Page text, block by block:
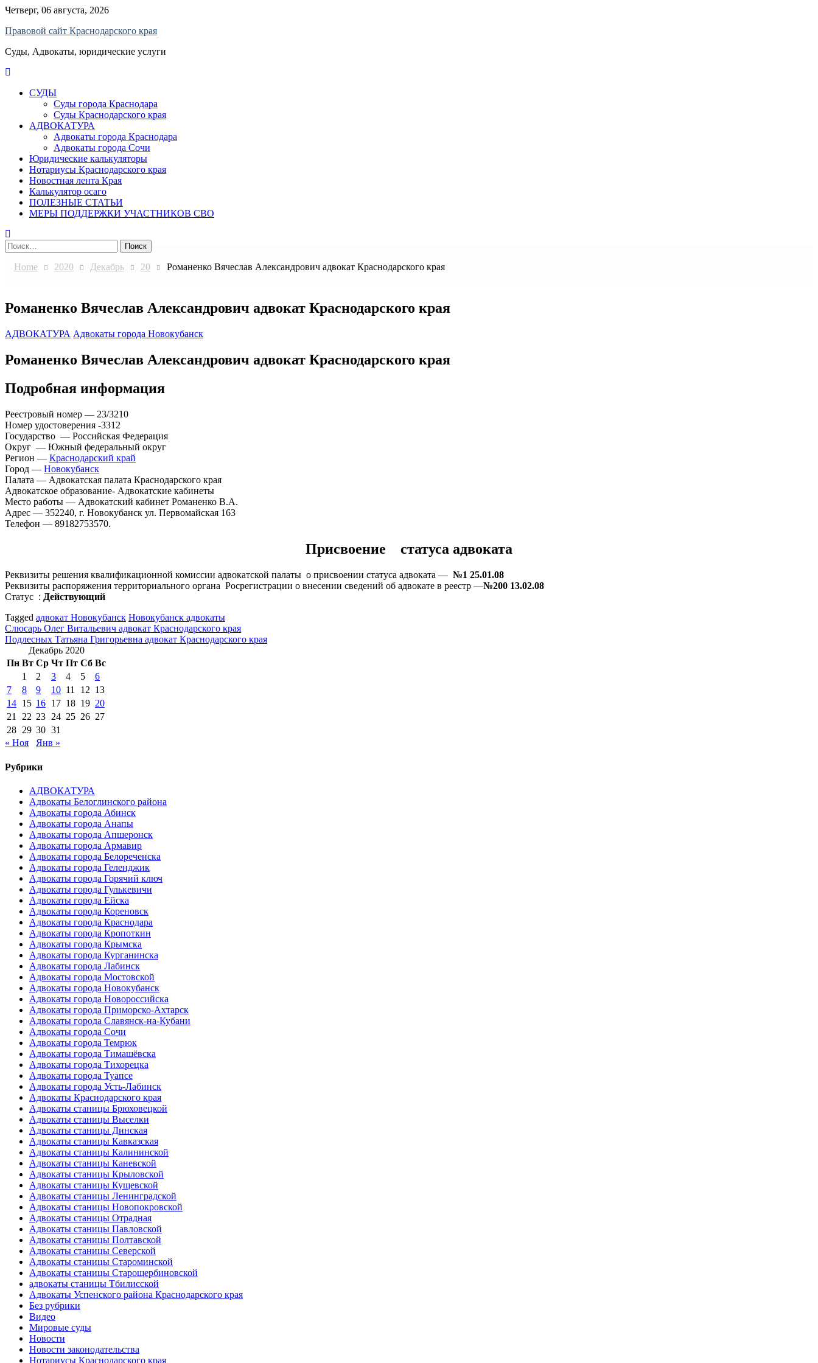
Skip
content
Четверг, 06 августа, 2026
Правовой сайт Краснодарского края
Суды, Адвокаты, юридические услуги
СУДЫ
Суды города Краснодара
Суды Краснодарского края
АДВОКАТУРА
Адвокаты города Краснодара
Адвокаты города Сочи
Юридические калькуляторы
Нотариусы Краснодарского края
Новостная лента Края
Калькулятор осаго
ПОЛЕЗНЫЕ СТАТЬИ
МЕРЫ ПОДДЕРЖКИ УЧАСТНИКОВ СВО
Найти:
Home 2020 Декабрь 20 Романенко Вячеслав Александрович адвокат Краснодарского края
Романенко Вячеслав Александрович адвокат Краснодарского края
АДВОКАТУРА Адвокаты города Новокубанск
Романенко Вячеслав Александрович адвокат Краснодарского края
Подробная информация
Реестровый номер — 23/3210
Номер удостоверения -3312
Государство — Российская Федерация
Округ — Южный федеральный округ
Регион — Краснодарский край
Город — Новокубанск
Палата — Адвокатская палата Краснодарского края
Адвокатское образование- Адвокатские кабинеты
Место работы — Адвокатский кабинет Романенко В.А.
Адрес — 352240, г. Новокубанск ул. Первомайская 163
Телефон — 89182753570.
Присвоение статуса адвоката
Реквизиты решения квалификационной комиссии адвокатской палаты о присвоении статуса адвоката — №1 25.01.08
Реквизиты распоряжения территориального органа Росрегистрации о внесении сведений об адвокате в реестр —№200 13.02.08
Статус : Действующий
Tagged адвокат Новокубанск Новокубанск адвокаты
Навигация
по
записям
Слюсарь Олег Витальевич адвокат Краснодарского края
Подлесных Татьяна Григорьевна адвокат Краснодарского края
Декабрь 2020
Пн Вт Ср Чт Пт Сб Вс
1
2 3 4 5
6
7
8 9 10 11 12 13
14 15 16 17 18 19 20
21
22 23 24 25 26 27
28 29 30 31
« Ноя
Янв »
Рубрики
АДВОКАТУРА
Адвокаты Белоглинского района
Адвокаты города Абинск
Адвокаты города Анапы
Адвокаты города Апшеронск
Адвокаты города Армавир
Адвокаты города Белореченска
Адвокаты города Геленджик
Адвокаты города Горячий ключ
Адвокаты города Гулькевичи
Адвокаты города Ейска
Адвокаты города Кореновск
Адвокаты города Краснодара
Адвокаты города Кропоткин
Адвокаты города Крымска
Адвокаты города Курганинска
Адвокаты города Лабинск
Адвокаты города Мостовской
Адвокаты города Новокубанск
Адвокаты города Новороссийска
Адвокаты города Приморско-Ахтарск
Адвокаты города Славянск-на-Кубани
Адвокаты города Сочи
Адвокаты города Темрюк
Адвокаты города Тимашёвска
Адвокаты города Тихорецка
Адвокаты города Туапсе
Адвокаты города Усть-Лабинск
Адвокаты Краснодарского края
Адвокаты станицы Брюховецкой
Адвокаты станицы Выселки
Адвокаты станицы Динская
Адвокаты станицы Кавказская
Адвокаты станицы Калининской
Адвокаты станицы Каневской
Адвокаты станицы Крыловской
Адвокаты станицы Кущевской
Адвокаты станицы Ленинградской
Адвокаты станицы Новопокровской
Адвокаты станицы Отрадная
Адвокаты станицы Павловской
Адвокаты станицы Полтавской
Адвокаты станицы Северской
Адвокаты станицы Староминской
Адвокаты станицы Старощербиновской
адвокаты станицы Тбилисской
Адвокаты Успенского района Краснодарского края
Без рубрики
Видео
Мировые суды
Новости
Новости законодательства
Нотариусы Краснодарского края